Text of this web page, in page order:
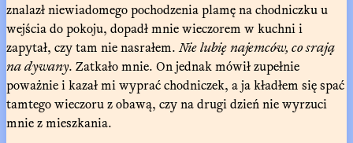
znalazł niewiadomego pochodzenia plamę na chodniczku u
wejścia do pokoju, dopadł mnie wieczorem w kuchni i
zapytał, czy tam nie nasrałem.Nie lubię najemców, co srają
na dywany. Zatkało mnie. On jednak mówił zupełnie
poważnie i kazał mi wyprać chodniczek, a ja kładłem się spać
tamtego wieczoru z obawą, czy na drugi dzień nie wyrzuci
mnie z mieszkania.